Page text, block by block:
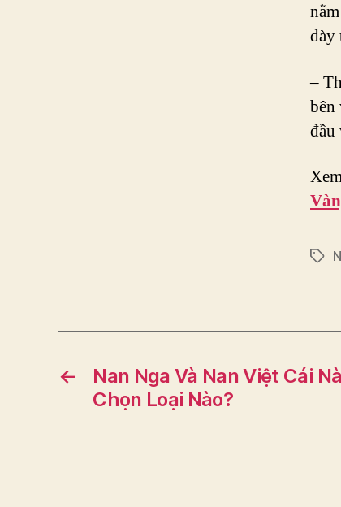
dày
–
bên
đầu
Tags
←
Nan Nga Và Nan Việt Cái
Chọn Loại Nào?